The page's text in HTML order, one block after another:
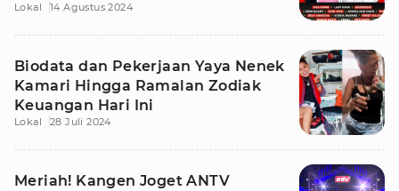
Gratis
Lokal 14 Agustus 2024
Biodata dan Pekerjaan Yaya Nenek
Kamari Hingga Ramalan Zodiak
Keuangan Hari Ini
Lokal 28 Juli 2024
Meriah! Kangen Joget ANTV